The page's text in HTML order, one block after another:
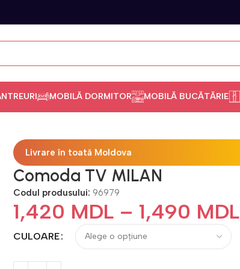
MOBILĂ DORMITOR MOBILĂ BUCĂTĂRIE
Livrare în toată Moldova
Comoda TV MILAN
Codul produsului:96979
1,420 MDL – 1,490 MDL
CULOARE